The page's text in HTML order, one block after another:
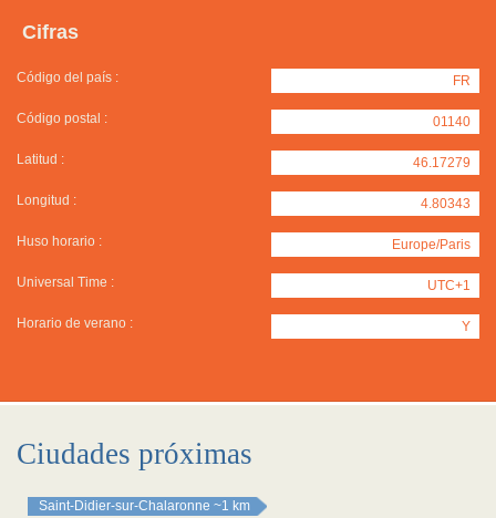
Cifras
Código del país : FR
Código postal : 01140
Latitud : 46.17279
Longitud : 4.80343
Huso horario : Europe/Paris
Universal Time : UTC+1
Horario de verano : Y
Ciudades próximas
Saint-Didier-sur-Chalaronne ~1 km